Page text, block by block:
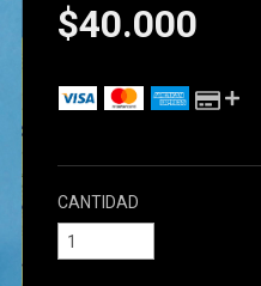
$40.000
CANTIDAD